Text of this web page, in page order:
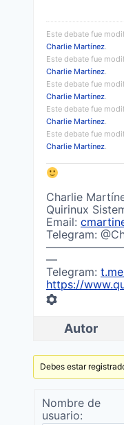
Este debate fue
Charlie Martínez
Este debate fue
Charlie Martínez
Este debate fue
Charlie Martínez
Este debate fue
Charlie Martínez
Este debate fue
Charlie Martínez
Charlie
Quirinux
Email:
Telegram:
—
Telegram:
https://
Autor
Debes estar
Nombre de
usuario: